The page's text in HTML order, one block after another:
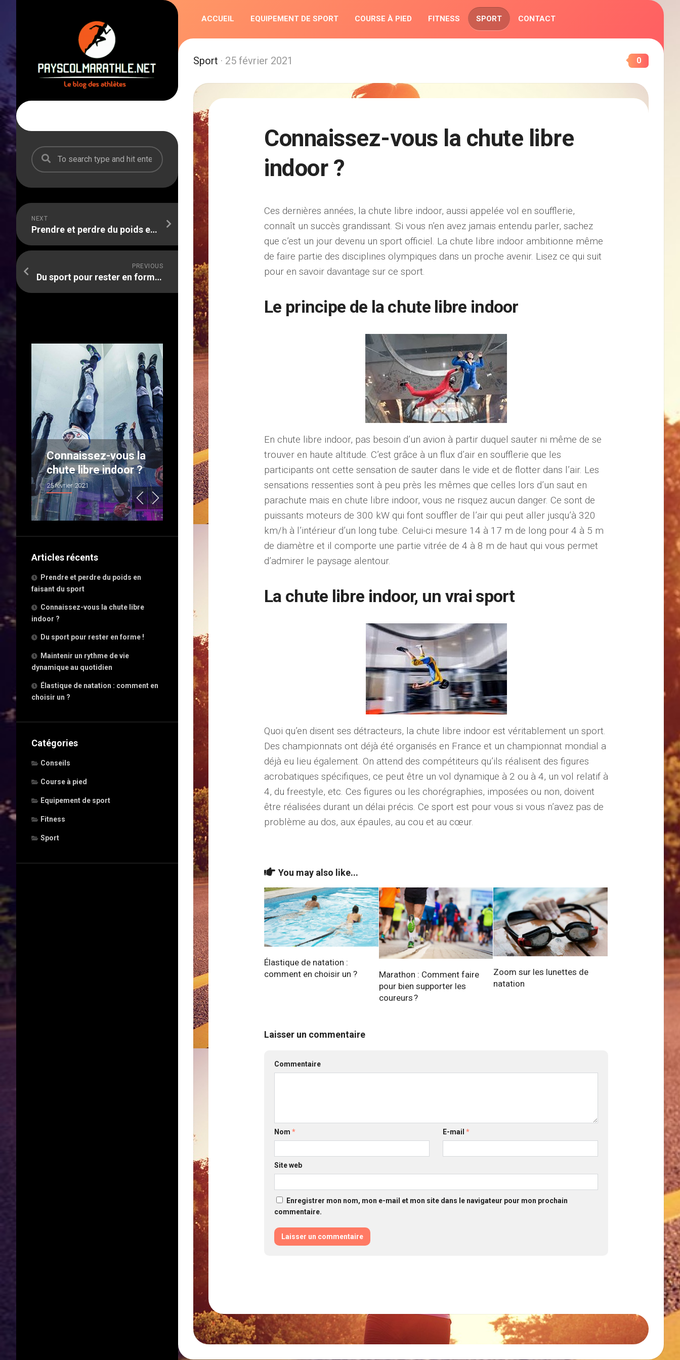
NEXT
Prendre et perdre du poids en faisant du sport
PREVIOUS
Du sport pour rester en forme !
Connaissez-vous la
chute libre indoor ?
25 février 2021
Du sport pour
rester en forme !
2 janvier 2021
Maintenir un rythme
de vie dynamique
au quotidien
22 novembre 2020
Élastique de
natation : comment
en choisir un ?
27 octobre 2020
essentiels à savoir
sur cette discipline
martiale
thaïlandaise
21 juin 2020
Articles récents
Prendre et perdre du poids en
faisant du sport
Connaissez-vous la chute libre
indoor ?
Du sport pour rester en forme !
Maintenir un rythme de vie
dynamique au quotidien
Élastique de natation : comment en
choisir un ?
Catégories
Conseils
Course à pied
Equipement de sport
Fitness
Sport
ACCUEIL EQUIPEMENT DE SPORT COURSE À PIED FITNESS SPORT CONTACT
Sport · 25 février 2021 0
Connaissez-vous la chute libre
indoor ?
Ces dernières années, la chute libre indoor, aussi appelée vol en soufflerie,
connaît un succès grandissant. Si vous n’en avez jamais entendu parler, sachez
que c’est un jour devenu un sport officiel. La chute libre indoor ambitionne même
de faire partie des disciplines olympiques dans un proche avenir. Lisez ce qui suit
pour en savoir davantage sur ce sport.
Le principe de la chute libre indoor
En chute libre indoor, pas besoin d’un avion à partir duquel sauter ni même de se
trouver en haute altitude. C’est grâce à un flux d’air en soufflerie que les
participants ont cette sensation de sauter dans le vide et de flotter dans l’air. Les
sensations ressenties sont à peu près les mêmes que celles lors d’un saut en
parachute mais en chute libre indoor, vous ne risquez aucun danger. Ce sont de
puissants moteurs de 300 kW qui font souffler de l’air qui peut aller jusqu’à 320
km/h à l’intérieur d’un long tube. Celui-ci mesure 14 à 17 m de long pour 4 à 5 m
de diamètre et il comporte une partie vitrée de 4 à 8 m de haut qui vous permet
d’admirer le paysage alentour.
La chute libre indoor, un vrai sport
Quoi qu’en disent ses détracteurs, la chute libre indoor est véritablement un sport.
Des championnats ont déjà été organisés en France et un championnat mondial a
déjà eu lieu également. On attend des compétiteurs qu’ils réalisent des figures
acrobatiques spécifiques, ce peut être un vol dynamique à 2 ou à 4, un vol relatif à
4, du freestyle, etc. Ces figures ou les chorégraphies, imposées ou non, doivent
être réalisées durant un délai précis. Ce sport est pour vous si vous n’avez pas de
problème au dos, aux épaules, au cou et au cœur.
You may also like...
Élastique de natation :
comment en choisir un ?
Marathon : Comment faire
pour bien supporter les
coureurs ?
Zoom sur les lunettes de
natation
Laisser un commentaire
Commentaire
Nom * E-mail *
Site web
Enregistrer mon nom, mon e-mail et mon site dans le navigateur pour mon prochain
commentaire.